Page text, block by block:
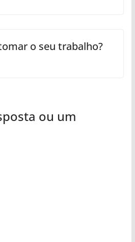
o seu trabalho?
ou um